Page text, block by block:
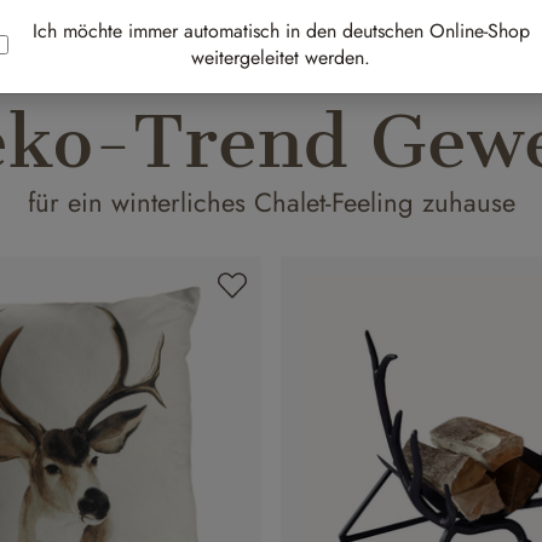
Trend
für ein winterliches Chalet-Feeling zuhause
Ich möchte immer automatisch in den deutschen Online-Shop
weitergeleitet werden.